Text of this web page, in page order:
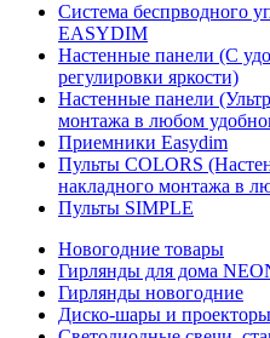
Система беспрводного
EASYDIM
Настенные панели (С
регулировки яркости)
Настенные панели
монтажа в любом
Приемники Easydim
Пульты COLORS
накладного монтажа в
Пульты SIMPLE
Новогодние товары
Гирлянды для дома
Гирлянды новогодние
Диско-шары и проекторы